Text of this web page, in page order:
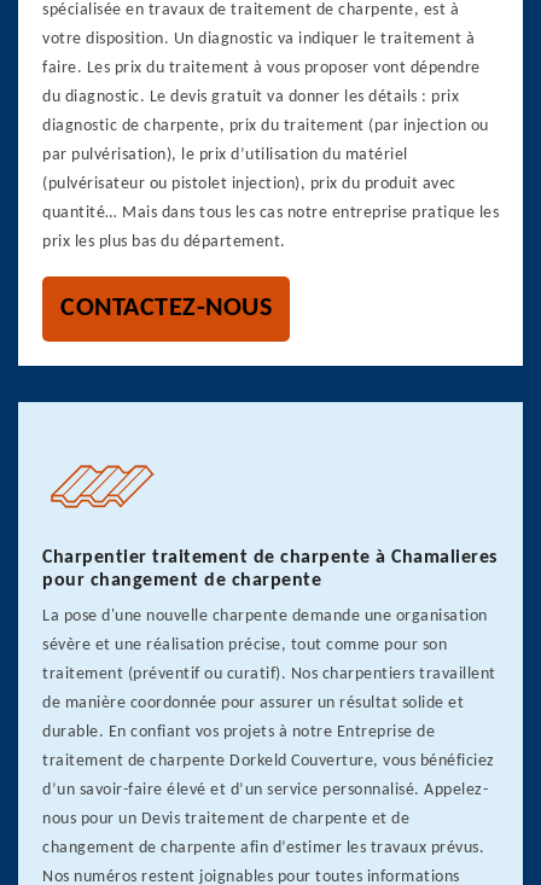
spécialisée en travaux de traitement de charpente, est à
votre disposition. Un diagnostic va indiquer le traitement à
faire. Les prix du traitement à vous proposer vont dépendre
du diagnostic. Le devis gratuit va donner les détails : prix
diagnostic de charpente, prix du traitement (par injection ou
par pulvérisation), le prix d’utilisation du matériel
(pulvérisateur ou pistolet injection), prix du produit avec
quantité… Mais dans tous les cas notre entreprise pratique les
prix les plus bas du département.
CONTACTEZ-NOUS
Charpentier traitement de charpente à Chamalieres
pour changement de charpente
La pose d'une nouvelle charpente demande une organisation
sévère et une réalisation précise, tout comme pour son
traitement (préventif ou curatif). Nos charpentiers travaillent
de manière coordonnée pour assurer un résultat solide et
durable. En confiant vos projets à notre Entreprise de
traitement de charpente Dorkeld Couverture, vous bénéficiez
d’un savoir-faire élevé et d’un service personnalisé. Appelez-
nous pour un Devis traitement de charpente et de
changement de charpente afin d’estimer les travaux prévus.
Nos numéros restent joignables pour toutes informations